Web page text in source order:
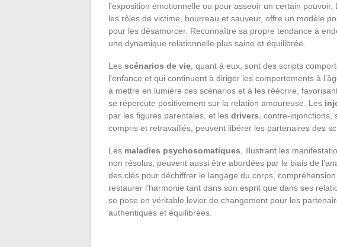
l’exposition émotionnelle ou pour asseoir un certain pouvoir.
les rôles de victime, bourreau et sauveur, offre un modèle
pour les désamorcer. Reconnaître sa propre tendance à
une dynamique relationnelle plus saine et équilibrée.
Les scénarios de vie , quant à eux, sont des scripts
l’enfance et qui continuent à diriger les comportements à
à mettre en lumière ces scénarios et à les réécrire,
se répercute positivement sur la relation amoureuse. Les
par les figures parentales, et les drivers , contre-
compris et retravaillés, peuvent libérer les partenaires des
Les maladies psychosomatiques , illustrant les
non résolus, peuvent aussi être abordées par le biais de
des clés pour déchiffrer le langage du corps,
restaurer l’harmonie tant dans son esprit que dans ses
se pose en véritable levier de changement pour les
authentiques et équilibrées.